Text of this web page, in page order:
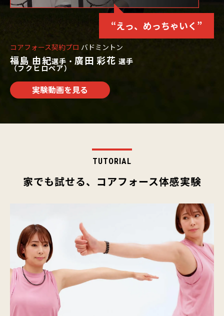
“えっ、めっちゃいく”
コアフォース契約プロ バドミントン
福島 由紀選手・ 廣田 彩花 選手
（フクヒロペア）
実験動画を見る
TUTORIAL
家でも試せる、コアフォース体感実験